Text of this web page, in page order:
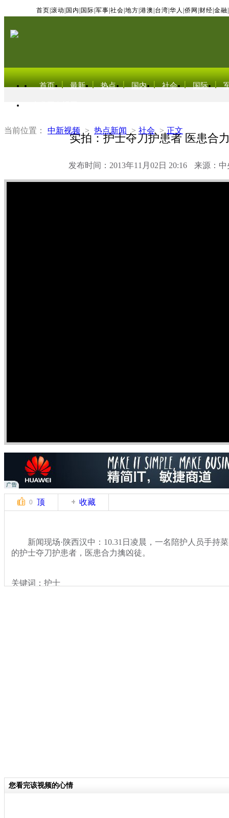
首页 滚动 国内 国际 军事 社会 地方 港澳 台湾 华人 侨网 财经 金融
首页 最新 热点 国内 社会 国际
当前位置： 中新视频 > 热点新闻 > 社会 > 正文
实拍：护士夺刀护患者 医患合
发布时间：2013年11月02日 20:16 来源：中
0 顶 收藏
新闻现场·陕西汉中：10.31日凌晨，一名陪护人员手持
的护士夺刀护患者，医患合力擒凶徒。
关键词：护士
您看完该视频的心情